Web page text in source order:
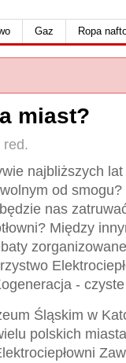
Gaz Ropa
miast?
red.
najbliższych
od
nas
Między
-
Śląskim w
polskich